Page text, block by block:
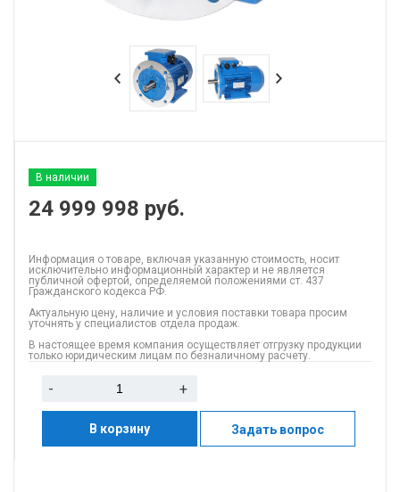
В наличии
24 999 998 руб.
Информация о товаре, включая указанную стоимость, носит
исключительно информационный характер и не является
публичной офертой, определяемой положениями ст. 437
Гражданского кодекса РФ.
Актуальную цену, наличие и условия поставки товара просим
уточнять у специалистов отдела продаж.
В настоящее время компания осуществляет отгрузку продукции
только юридическим лицам по безналичному расчету.
- +
В корзину Задать вопрос